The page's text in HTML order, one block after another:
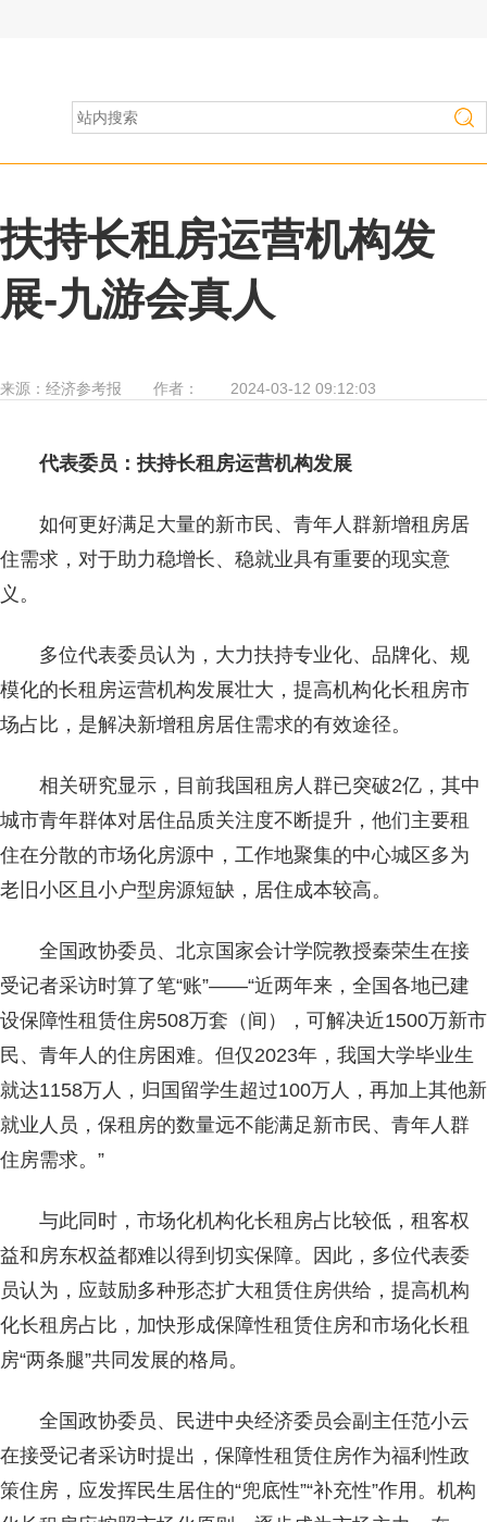
扶持长租房运营机构发
展-九游会真人
来源： 经济参考报 作者： 2024-03-12 09:12:03
代表委员：扶持长租房运营机构发展
如何更好满足大量的新市民、青年人群新增租房居
住需求，对于助力稳增长、稳就业具有重要的现实意
义。
多位代表委员认为，大力扶持专业化、品牌化、规
模化的长租房运营机构发展壮大，提高机构化长租房市
场占比，是解决新增租房居住需求的有效途径。
相关研究显示，目前我国租房人群已突破2亿，其中
城市青年群体对居住品质关注度不断提升，他们主要租
住在分散的市场化房源中，工作地聚集的中心城区多为
老旧小区且小户型房源短缺，居住成本较高。
全国政协委员、北京国家会计学院教授秦荣生在接
受记者采访时算了笔“账”——“近两年来，全国各地已建
设保障性租赁住房508万套（间），可解决近1500万新市
民、青年人的住房困难。但仅2023年，我国大学毕业生
就达1158万人，归国留学生超过100万人，再加上其他新
就业人员，保租房的数量远不能满足新市民、青年人群
住房需求。”
与此同时，市场化机构化长租房占比较低，租客权
益和房东权益都难以得到切实保障。因此，多位代表委
员认为，应鼓励多种形态扩大租赁住房供给，提高机构
化长租房占比，加快形成保障性租赁住房和市场化长租
房“两条腿”共同发展的格局。
全国政协委员、民进中央经济委员会副主任范小云
在接受记者采访时提出，保障性租赁住房作为福利性政
策住房，应发挥民生居住的“兜底性”“补充性”作用。机构